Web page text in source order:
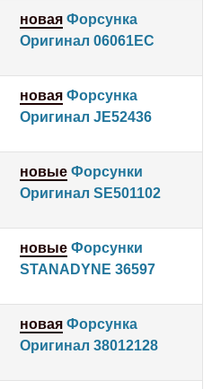
новая Форсунка
Оригинал 06061EC
новая Форсунка
Оригинал JE52436
новые Форсунки
Оригинал SE501102
новые Форсунки
STANADYNE 36597
новая Форсунка
Оригинал 38012128